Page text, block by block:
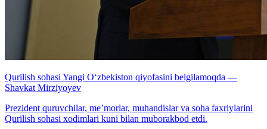
Qurilish sohasi Yangi O‘zbekiston qiyofasini belgilamoqda —
Shavkat Mirziyoyev
Prezident quruvchilar, me’morlar, muhandislar va soha faxriylarini
Qurilish sohasi xodimlari kuni bilan muborakbod etdi.